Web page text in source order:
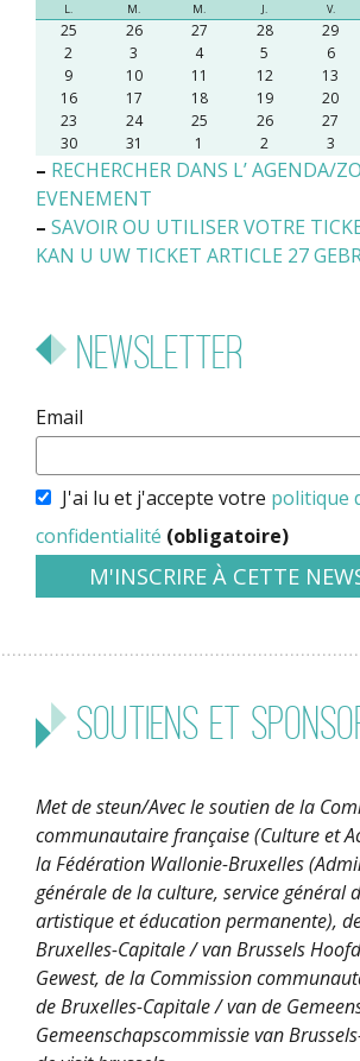
L.
M. M. J. V.
25 26 27 28 29
2
3 4 5 6
9
10 11 12 13
16
17 18 19 20
23
24 25 26 27
30
31 1 2 3
– RECHERCHER DANS L’ AGENDA/
EVENEMENT
– SAVOIR OU UTILISER VOTRE
KAN U UW TICKET ARTICLE 27
Newsletter
Email
J'ai lu et j'accepte votre politique
confidentialité (obligatoire)
Soutiens et
Met de steun/Avec le soutien de la
communautaire française (Culture et
la Fédération Wallonie-Bruxelles
générale de la culture, service général
artistique et éducation permanente),
Bruxelles-Capitale / van Brussels
Gewest, de la Commission
de Bruxelles-Capitale / van de
Gemeenschapscommissie van